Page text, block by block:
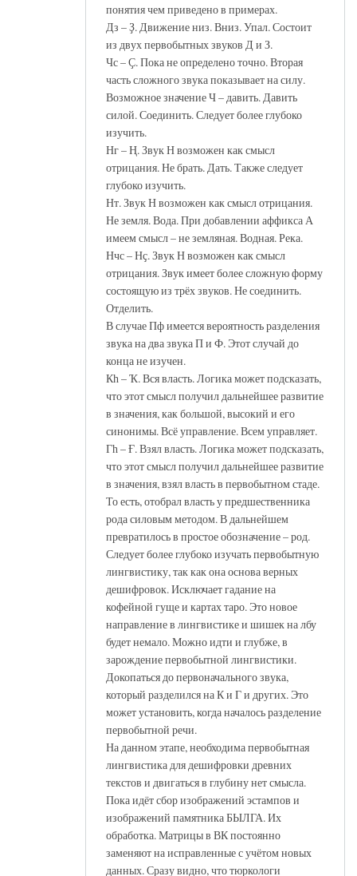
понятия чем приведено в примерах.
Дз – Ҙ. Движение низ. Вниз. Упал. Состоит
из двух первобытных звуков Д и З.
Чс – Ҫ. Пока не определено точно. Вторая
часть сложного звука показывает на силу.
Возможное значение Ч – давить. Давить
силой. Соединить. Следует более глубоко
изучить.
Нг – Ң. Звук Н возможен как смысл
отрицания. Не брать. Дать. Также следует
глубоко изучить.
Нт. Звук Н возможен как смысл отрицания.
Не земля. Вода. При добавлении аффикса А
имеем смысл – не земляная. Водная. Река.
Нчс – Нҫ. Звук Н возможен как смысл
отрицания. Звук имеет более сложную форму
состоящую из трёх звуков. Не соединить.
Отделить.
В случае Пф имеется вероятность разделения
звука на два звука П и Ф. Этот случай до
конца не изучен.
Кһ – Ҡ. Вся власть. Логика может подсказать,
что этот смысл получил дальнейшее развитие
в значения, как большой, высокий и его
синонимы. Всё управление. Всем управляет.
Гһ – Ғ. Взял власть. Логика может подсказать,
что этот смысл получил дальнейшее развитие
в значения, взял власть в первобытном стаде.
То есть, отобрал власть у предшественника
рода силовым методом. В дальнейшем
превратилось в простое обозначение – род.
Следует более глубоко изучать первобытную
лингвистику, так как она основа верных
дешифровок. Исключает гадание на
кофейной гуще и картах таро. Это новое
направление в лингвистике и шишек на лбу
будет немало. Можно идти и глубже, в
зарождение первобытной лингвистики.
Докопаться до первоначального звука,
который разделился на К и Г и других. Это
может установить, когда началось разделение
первобытной речи.
На данном этапе, необходима первобытная
лингвистика для дешифровки древних
текстов и двигаться в глубину нет смысла.
Пока идёт сбор изображений эстампов и
изображений памятника БЫЛГА. Их
обработка. Матрицы в ВК постоянно
заменяют на исправленные с учётом новых
данных. Сразу видно, что тюркологи